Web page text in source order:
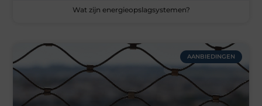
Wat zijn energieopslagsystemen?
AANBIEDINGEN